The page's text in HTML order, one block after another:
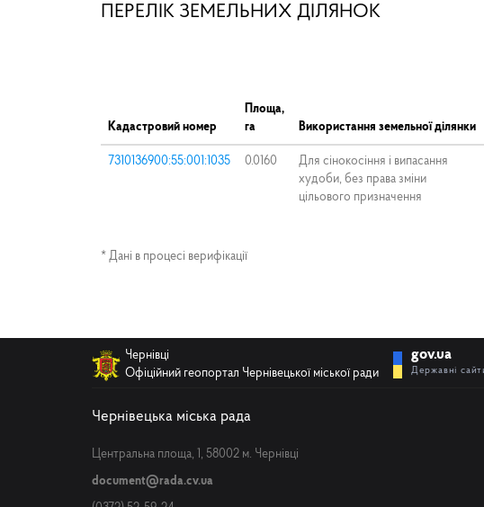
ПЕРЕЛІК ЗЕМЕЛЬНИХ ДІЛЯНОК
Кадастровий номер
Площа,
га
Використання земельної ділянки
7310136900:55:001:1035 0.0160
Для сінокосіння і випасання
худоби, без права зміни
цільового призначення
* Дані в процесі верифікації
Чернівці
Офіційний геопортал Чернівецької міської ради
gov.ua
Державні
Чернівецька міська рада
Центральна площа, 1, 58002 м. Чернівці
document@rada.cv.ua